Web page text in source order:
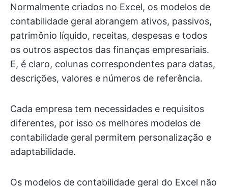
Normalmente criados no Excel, os modelos de
contabilidade geral abrangem ativos, passivos,
patrimônio líquido, receitas, despesas e todos
os outros aspectos das finanças empresariais.
E, é claro, colunas correspondentes para datas,
descrições, valores e números de referência.
Cada empresa tem necessidades e requisitos
diferentes, por isso os melhores modelos de
contabilidade geral permitem personalização e
adaptabilidade.
Os modelos de contabilidade geral do Excel não